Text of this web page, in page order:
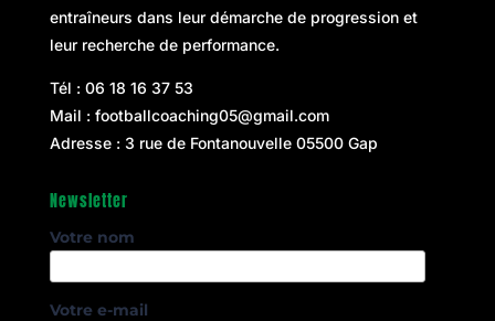
entraîneurs dans leur démarche de progression et
leur recherche de performance.
Tél : 06 18 16 37 53
Mail : footballcoaching05@gmail.com
Adresse : 3 rue de Fontanouvelle 05500 Gap
Newsletter
Votre nom
Votre e-mail